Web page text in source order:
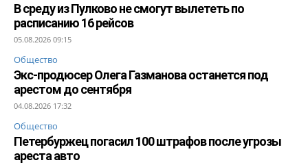
В среду из Пулково не смогут вылететь по
расписанию 16 рейсов
05.08.2026 09:15
Общество
Экс-продюсер Олега Газманова останется под
арестом до сентября
04.08.2026 17:32
Общество
Петербуржец погасил 100 штрафов после угрозы
ареста авто